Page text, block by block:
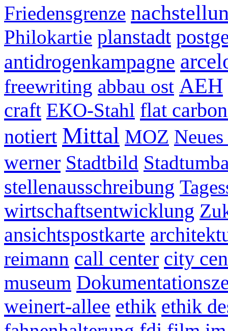
Friedensgrenze
Philokartie planstadt
antidrogenkampagne
freewriting abbau ost AEH
craft EKO-Stahl flat
notiert Mittal MOZ
werner Stadtbild
stellenausschreibung
wirtschaftsentwicklung
ansichtspostkarte
reimann call center city
museum
weinert-allee ethik ethik